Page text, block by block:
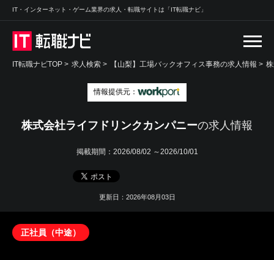
IT・インターネット・ゲーム業界の求人・転職サイトは「IT転職ナビ」
IT転職ナビTOP > 求人検索 > 【山梨】工場バックオフィス事務の求人情報 >
情報提供元：
株式会社ライフドリンクカンパニーの求人情報
掲載期間： 2026/08/02 ～2026/10/01
更新日：2026年08月03日
正社員（中途）